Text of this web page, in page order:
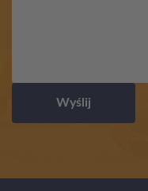
Wyślij